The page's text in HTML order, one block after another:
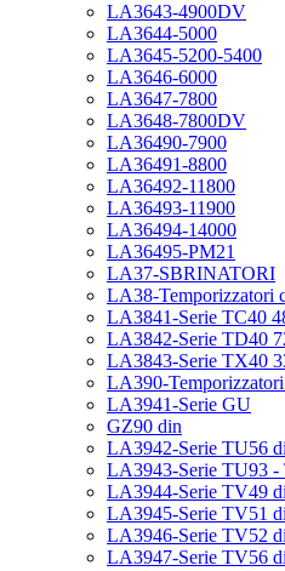
LA3643-4900DV
LA3644-5000
LA3645-5200-5400
LA3646-6000
LA3647-7800
LA3648-7800DV
LA36490-7900
LA36491-8800
LA36492-11800
LA36493-11900
LA36494-14000
LA36495-PM21
LA37-SBRINATORI
LA38-Temporizzatori
LA3841-Serie TC40
LA3842-Serie TD40
LA3843-Serie TX40
LA390-
LA3941-Serie GU
GZ90 din
LA3942-Serie TU56
LA3943-Serie TU93 -
LA3944-Serie TV49
LA3945-Serie TV51
LA3946-Serie TV52
LA3947-Serie TV56